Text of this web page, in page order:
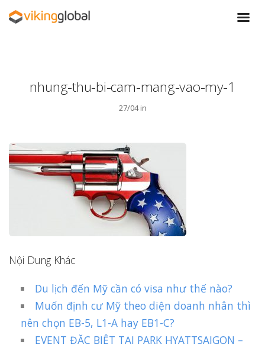
nhung-thu-bi-cam-mang-vao-my-1
27/04 in
Nội Dung Khác
Du lịch đến Mỹ cần có visa như thế nào?
Muốn định cư Mỹ theo diện doanh nhân thì
nên chọn EB-5, L1-A hay EB1-C?
EVENT ĐẶC BIỆT TẠI PARK HYATTSAIGON –